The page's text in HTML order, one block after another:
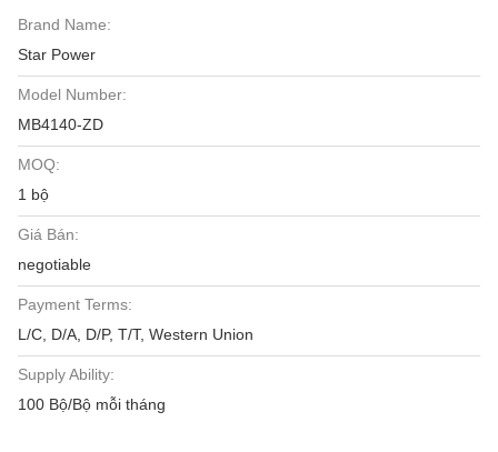
Brand Name:
Star Power
Model Number:
MB4140-ZD
MOQ:
1 bộ
Giá Bán:
negotiable
Payment Terms:
L/C, D/A, D/P, T/T, Western Union
Supply Ability:
100 Bộ/Bộ mỗi tháng